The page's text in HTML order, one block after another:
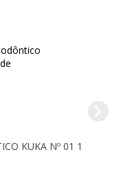
KUKA Nº 01 1